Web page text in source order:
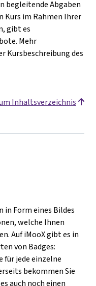
begleitende Abgaben
Kurs im Rahmen Ihrer
gibt es
Mehr
Kursbeschreibung des
Inhaltsverzeichnis
in Form eines Bildes
welche Ihnen
Auf iMooX gibt es in
von Badges:
für jede einzelne
bekommen Sie
auch noch einen